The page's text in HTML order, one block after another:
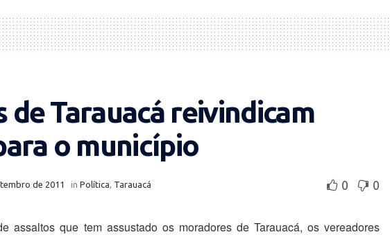
de Tarauacá reivindicam
o município
de 2011 in Política, Tarauacá 0 0
assaltos que tem assustado os moradores de Tarauacá, os vereadores